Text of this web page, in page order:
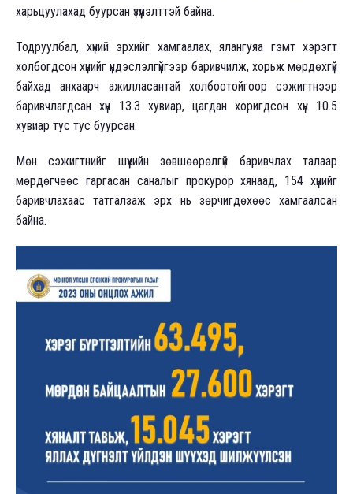
харьцуулахад буурсан үзүүлэлттэй байна.
Тодруулбал, хүний эрхийг хамгаалах, ялангуяа гэмт хэрэгт
холбогдсон хүнийг үндэслэлгүйгээр баривчилж, хорьж мөрдөхгүй
байхад анхаарч ажилласантай холбоотойгоор сэжигтнээр
баривчлагдсан хүн 13.3 хувиар, цагдан хоригдсон хүн 10.5
хувиар тус тус буурсан.
Мөн сэжигтнийг шүүхийн зөвшөөрөлгүй баривчлах талаар
мөрдөгчөөс гаргасан саналыг прокурор хянаад, 154 хүнийг
баривчлахаас татгалзаж эрх нь зөрчигдөхөөс хамгаалсан
байна.